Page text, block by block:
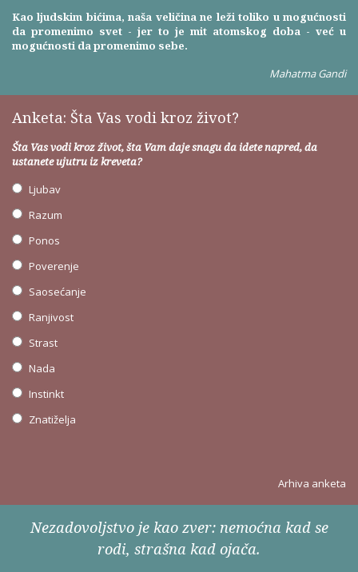
Kao ljudskim bićima, naša veličina ne leži toliko u mogućnosti
da promenimo svet - jer to je mit atomskog doba - već u
mogućnosti da promenimo sebe.
Mahatma Gandi
Anketa: Šta Vas vodi kroz život?
Šta Vas vodi kroz život, šta Vam daje snagu da idete napred, da
ustanete ujutru iz kreveta?
Ljubav
Razum
Ponos
Poverenje
Saosećanje
Ranjivost
Strast
Nada
Instinkt
Znatiželja
Arhiva anketa
Nezadovoljstvo je kao zver: nemoćna kad se
rodi, strašna kad ojača.